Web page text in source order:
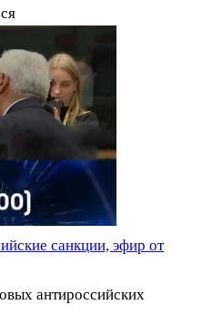
санкции, эфир от
антироссийских